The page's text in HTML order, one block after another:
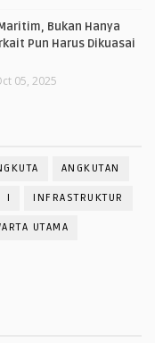
Bukan Hanya
Pun Harus Dikuasai
05, 2025
ANGKUTAN
I INFRASTRUKTUR
UTAMA